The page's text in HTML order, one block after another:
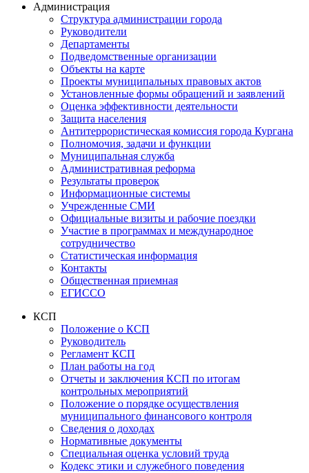
Администрация
Структура администрации города
Руководители
Департаменты
Подведомственные организации
Объекты на карте
Проекты муниципальных правовых актов
Установленные формы обращений и заявлений
Оценка эффективности деятельности
Защита населения
Антитеррористическая комиссия города Кургана
Полномочия, задачи и функции
Муниципальная служба
Административная реформа
Результаты проверок
Информационные системы
Учрежденные СМИ
Официальные визиты и рабочие поездки
Участие в программах и международное
сотрудничество
Статистическая информация
Контакты
Общественная приемная
ЕГИССО
КСП
Положение о КСП
Руководитель
Регламент КСП
План работы на год
Отчеты и заключения КСП по итогам
контрольных мероприятий
Положение о порядке осуществления
муниципального финансового контроля
Сведения о доходах
Нормативные документы
Специальная оценка условий труда
Кодекс этики и служебного поведения